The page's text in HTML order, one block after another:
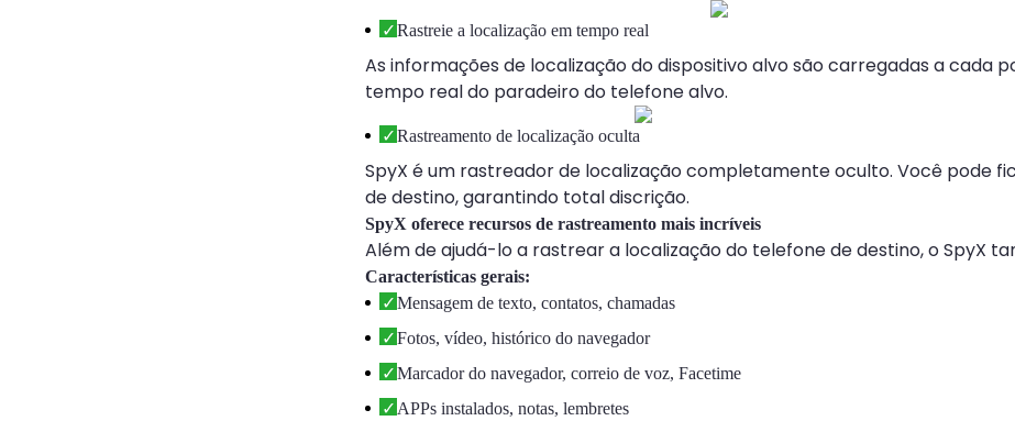
Rastreie a localização em tempo real
As informações de localização do dispositivo alvo são carregadas a cada
tempo real do paradeiro do telefone alvo.
Rastreamento de localização oculta
SpyX é um rastreador de localização completamente oculto. Você pode
de destino, garantindo total discrição.
SpyX oferece recursos de rastreamento mais incríveis
Além de ajudá-lo a rastrear a localização do telefone de destino, o SpyX
Características gerais:
Mensagem de texto, contatos, chamadas
Fotos, vídeo, histórico do navegador
Marcador do navegador, correio de voz, Facetime
APPs instalados, notas, lembretes